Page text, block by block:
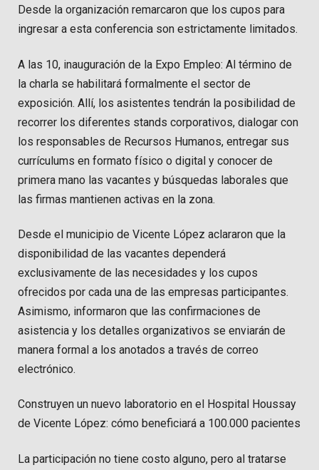
Desde la organización remarcaron que los cupos para
ingresar a esta conferencia son estrictamente limitados.
A las 10, inauguración de la Expo Empleo: Al término de
la charla se habilitará formalmente el sector de
exposición. Allí, los asistentes tendrán la posibilidad de
recorrer los diferentes stands corporativos, dialogar con
los responsables de Recursos Humanos, entregar sus
currículums en formato físico o digital y conocer de
primera mano las vacantes y búsquedas laborales que
las firmas mantienen activas en la zona.
Desde el municipio de Vicente López aclararon que la
disponibilidad de las vacantes dependerá
exclusivamente de las necesidades y los cupos
ofrecidos por cada una de las empresas participantes.
Asimismo, informaron que las confirmaciones de
asistencia y los detalles organizativos se enviarán de
manera formal a los anotados a través de correo
electrónico.
Construyen un nuevo laboratorio en el Hospital Houssay
de Vicente López: cómo beneficiará a 100.000 pacientes
La participación no tiene costo alguno, pero al tratarse